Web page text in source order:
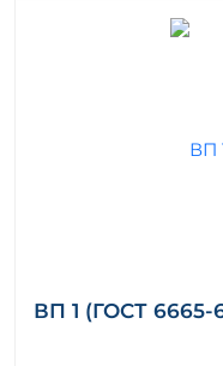
ВП 1 (ГОСТ 6665-